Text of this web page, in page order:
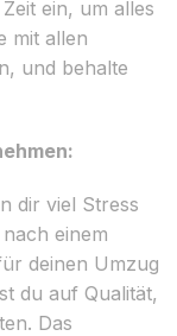
ein, um alles
mit allen
und behalte
dir viel Stress
einem
deinen Umzug
du auf Qualität,
Das